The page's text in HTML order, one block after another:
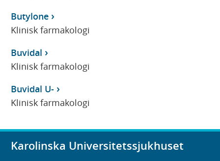
Butylone
Klinisk farmakologi
Buvidal
Klinisk farmakologi
Buvidal U-
Klinisk farmakologi
Karolinska Universitetssjukhuset